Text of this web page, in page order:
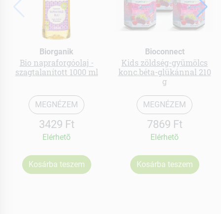
Biorganik
Bio napraforgóolaj -
szagtalanított 1000 ml
MEGNÉZEM
3429 Ft
Elérhetõ
Kosárba teszem
Bioconnect
Kids zöldség-gyümölcs
konc.béta-glükánnal 210
g
MEGNÉZEM
7869 Ft
Elérhetõ
Kosárba teszem